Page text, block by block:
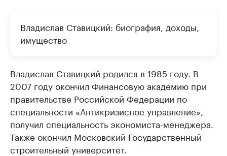
Владислав Ставицкий: биография, доходы,
имущество
Владислав Ставицкий родился в 1985 году. В
2007 году окончил Финансовую академию при
правительстве Российской Федерации по
специальности «Антикризисное управление»,
получил специальность экономиста-менеджера.
Также окончил Московский Государственный
строительный университет.